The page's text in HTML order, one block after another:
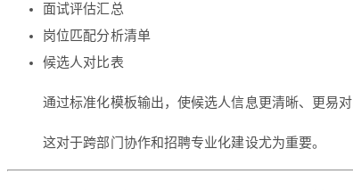
面试评估汇总
岗位匹配分析清单
候选人对比表
通过标准化模板输出，使候选人信息更清晰、更易
这对于跨部门协作和招聘专业化建设尤为重要。